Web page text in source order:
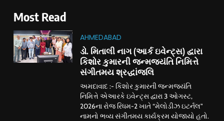
Most Read
AHMEDABAD
ડો. મિતાલી નાગ (આર્ક ઇવેન્ટ્સ) દ્વારા
કિશોર કુમારની જન્મજયંતિ નિમિત્તે
સંગીતમય શ્રદ્ધાંજલિ
અમદાવાદ :- કિશોર કુમારની જન્મજયંતિ
નિમિત્તે એઆરકે ઇવેન્ટ્સ દ્વારા 3 ઓગસ્ટ,
2026ના રોજ રિધમ-2 ખાતે “મેલોડીઝ ઇટર્નલ”
નામનો ભવ્ય સંગીતમય કાર્યક્રમ યોજાયો હતો.